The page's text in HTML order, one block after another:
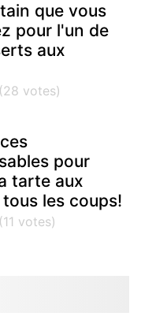
que vous
pour l'un de
aux
pour
tarte aux
les coups!